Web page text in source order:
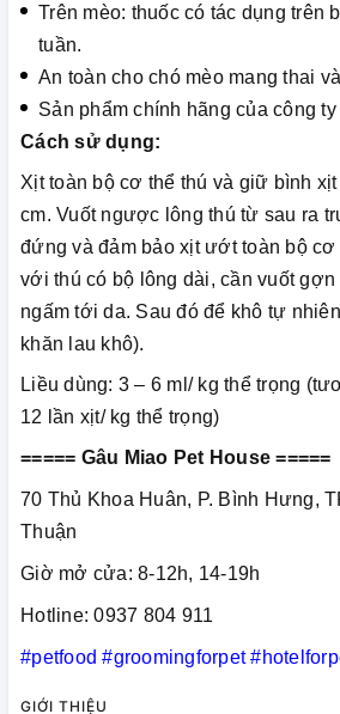
Trên mèo: thuốc có tác dụng trên
tuần.
An toàn cho chó mèo mang thai
Sản phẩm chính hãng của công
Cách sử dụng:
Xịt toàn bộ cơ thể thú và giữ bình
cm. Vuốt ngược lông thú từ sau ra
đứng và đảm bảo xịt ướt toàn bộ
với thú có bộ lông dài, cần vuốt gợn
ngấm tới da. Sau đó để khô tự
khăn lau khô).
Liều dùng: 3 – 6 ml/ kg thể trọng
12 lần xịt/ kg thể trọng)
===== Gâu Miao Pet House =====
70 Thủ Khoa Huân, P. Bình Hưng,
Thuận
Giờ mở cửa: 8-12h, 14-19h
Hotline: 0937 804 911
#petfood #groomingforpet
GIỚI THIỆU